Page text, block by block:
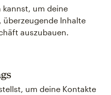
um deine
überzeugende Inhalte
auszubauen.
um deine Kontakte